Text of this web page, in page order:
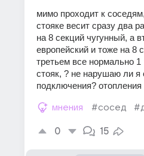
мимо проходит к
стояке весит сразу два
на 8 секций чугунный, а
европейский и тоже на 8
третьем все нормально 1
стояк, ? не нарушаю ли я
подключения? отопления
мнения #сосед
0 15